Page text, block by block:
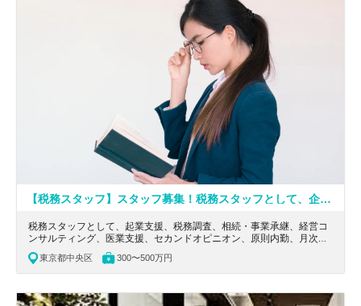
【税務スタッフ】スタッフ募集！税務スタッフとして、企業支援や事業継承に携わりたい方募集
税務スタッフとして、起業支援、税務調査、相続・事業承継、経営コ
ンサルティング、医業支援、セカンドオピニオン、原則内勤、月次決
算業務（会計ソフト入力、試算表作成）等業務をお任せします。
東京都中央区 300〜500万円